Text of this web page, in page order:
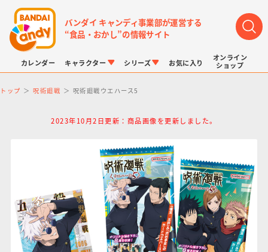
バンダイ キャンディ事業部が運営する
“食品・おかし”の情報サイト
カレンダー キャラクター
プリキュアシリーズ ドラゴンボール
シリーズ
チョコサプ ポケモンキッズ
お気に入り
オンライン
ショップ
トップ 呪術廻戦 呪術廻戦ウエハース5
2023年10月2日更新：商品画像を更新しました。